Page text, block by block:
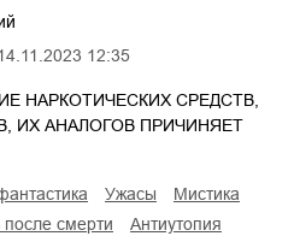
12:35
НАРКОТИЧЕСКИХ СРЕДСТВ,
ИХ АНАЛОГОВ ПРИЧИНЯЕТ
ужасы
мистика
после смерти
антиутопия